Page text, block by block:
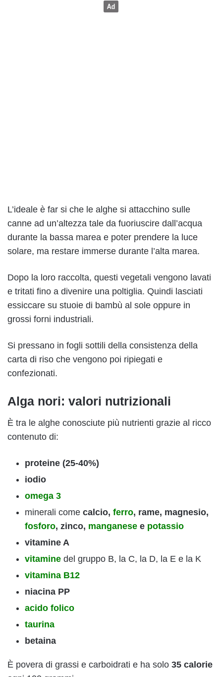
L’ideale è far si che le alghe si attacchino sulle
canne ad un’altezza tale da fuoriuscire dall’acqua
durante la bassa marea e poter prendere la luce
solare, ma restare immerse durante l’alta marea.
Dopo la loro raccolta, questi vegetali vengono lavati
e tritati fino a divenire una poltiglia. Quindi lasciati
essiccare su stuoie di bambù al sole oppure in
grossi forni industriali.
Si pressano in fogli sottili della consistenza della
carta di riso che vengono poi ripiegati e
confezionati.
Alga nori: valori nutrizionali
È tra le alghe conosciute più nutrienti grazie al ricco
contenuto di:
proteine (25-40%)
iodio
omega 3
minerali come calcio, ferro, rame, magnesio,
fosforo, zinco, manganese e potassio
vitamine A
vitamine del gruppo B, la C, la D, la E e la K
vitamina B12
niacina PP
acido folico
taurina
betaina
È povera di grassi e carboidrati e ha solo 35 calorie